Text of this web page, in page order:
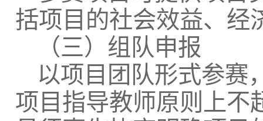
括项目的社会效益、经
（三）组队申报
以项目团队形式参赛
项目指导教师原则上不